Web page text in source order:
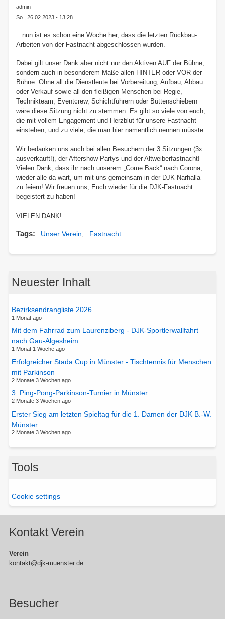
admin
So., 26.02.2023 - 13:28
...nun ist es schon eine Woche her, dass die letzten Rückbau-
Arbeiten von der Fastnacht abgeschlossen wurden.
Dabei gilt unser Dank aber nicht nur den Aktiven AUF der Bühne,
sondern auch in besonderem Maße allen HINTER oder VOR der
Bühne. Ohne all die Dienstleute bei Vorbereitung, Aufbau, Abbau
oder Verkauf sowie all den fleißigen Menschen bei Regie,
Technikteam, Eventcrew, Schichtführern oder Büttenschiebern
wäre diese Sitzung nicht zu stemmen. Es gibt so viele von euch,
die mit vollem Engagement und Herzblut für unsere Fastnacht
einstehen, und zu viele, die man hier namentlich nennen müsste.
Wir bedanken uns auch bei allen Besuchern der 3 Sitzungen (3x
ausverkauft!), der Aftershow-Partys und der Altweiberfastnacht!
Vielen Dank, dass ihr nach unserem „Come Back“ nach Corona,
wieder alle da wart, um mit uns gemeinsam in der DJK-Narhalla
zu feiern! Wir freuen uns, Euch wieder für die DJK-Fastnacht
begeistert zu haben!
VIELEN DANK!
Tags Unser Verein Fastnacht
Neuester Inhalt
Bezirksendrangliste 2026
1 Monat ago
Mit dem Fahrrad zum Laurenziberg - DJK-Sportlerwallfahrt
nach Gau-Algesheim
1 Monat 1 Woche ago
Erfolgreicher Stada Cup in Münster - Tischtennis für Menschen
mit Parkinson
2 Monate 3 Wochen ago
3. Ping-Pong-Parkinson-Turnier in Münster
2 Monate 3 Wochen ago
Erster Sieg am letzten Spieltag für die 1. Damen der DJK B.-W.
Münster
2 Monate 3 Wochen ago
Tools
Cookie settings
Kontakt Verein
Verein
kontakt@djk-muenster.de
Besucher